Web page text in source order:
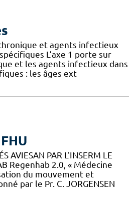
et agents infectieux
L’axe 1 porte sur
et les agents infectieux dans
: les âges ext
AVIESAN PAR L'INSERM LE
Regenhab 2.0, « Médecine
du mouvement et
par le Pr. C. JORGENSEN